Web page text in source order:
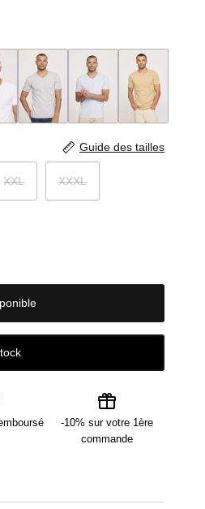
Guide des tailles
XXL XXXL
-10% sur votre 1ère
commande